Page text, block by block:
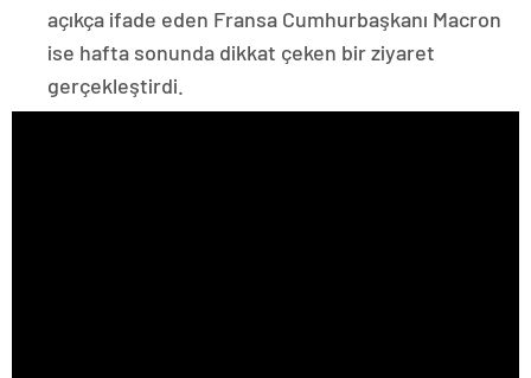
açıkça ifade eden Fransa Cumhurbaşkanı Macron
ise hafta sonunda dikkat çeken bir ziyaret
gerçekleştirdi.